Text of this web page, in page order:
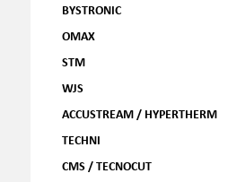
BYSTRONIC
OMAX
STM
WJS
ACCUSTREAM / HYPERTHERM
TECHNI
CMS / TECNOCUT